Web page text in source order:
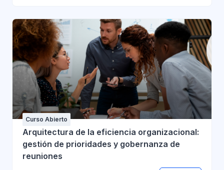
Curso Abierto
Arquitectura de la eficiencia organizacional:
gestión de prioridades y gobernanza de
reuniones